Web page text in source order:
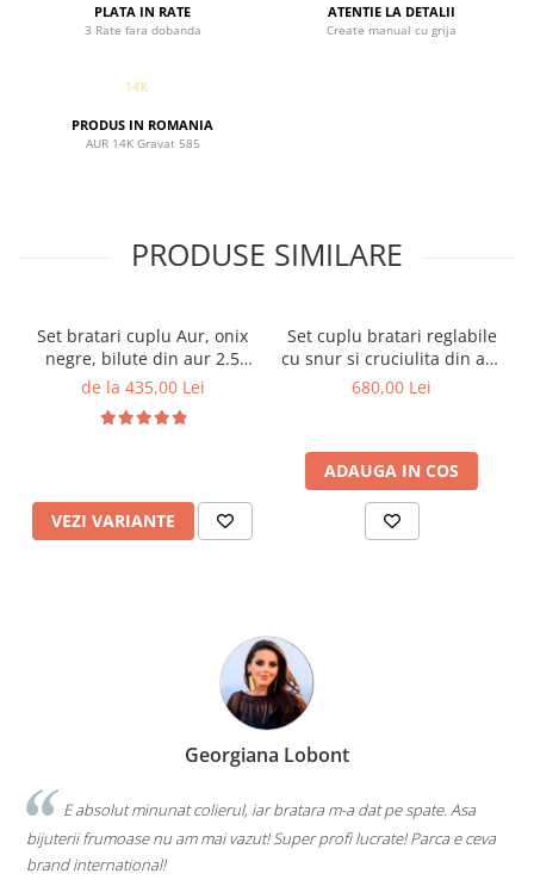
PLATA IN RATE
3 Rate fara dobanda
ATENTIE LA DETALII
Create manual cu grija
PRODUS IN ROMANIA
AUR 14K Gravat 585
PRODUSE SIMILARE
Set bratari cuplu Aur, onix
negre, bilute din aur 2.5
mm si cruciulita din aur
de la 435,00 Lei
VEZI VARIANTE
Set cuplu bratari reglabile
cu snur si cruciulita din aur
14K - Mesaj gravat
680,00 Lei
ADAUGA IN COS
Georgiana Lobont
E absolut minunat colierul, iar bratara m-a dat pe spate. Asa
bijuterii frumoase nu am mai vazut! Super profi lucrate! Parca e ceva
brand international!